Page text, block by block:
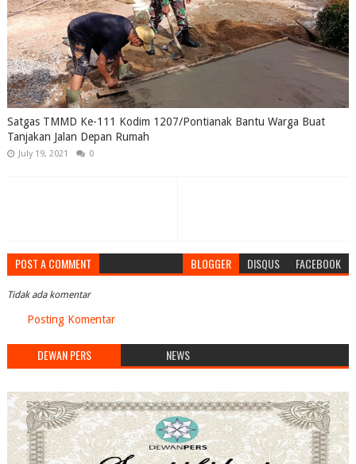
Satgas TMMD Ke-111 Kodim 1207/Pontianak Bantu Warga Buat
Tanjakan Jalan Depan Rumah
July 19, 2021 0
POST A COMMENT BLOGGER DISQUS FACEBOOK
Tidak ada komentar
Posting Komentar
DEWAN PERS NEWS